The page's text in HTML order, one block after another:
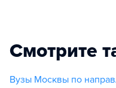
Смотрите
Вузы Москвы по